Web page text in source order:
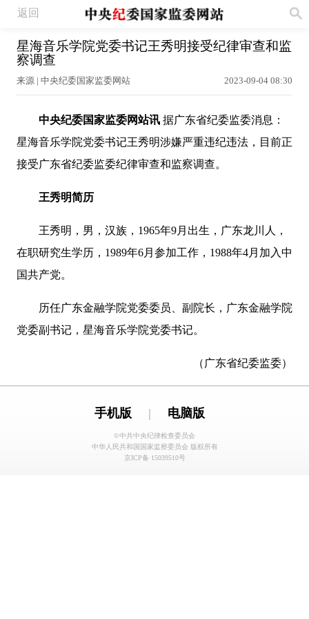
返回
星海音乐学院党委书记王秀明接受纪律审查和监
察调查
来源 | 中央纪委国家监委网站 2023-09-04 08:30
中央纪委国家监委网站讯 据广东省纪委监委消息：
星海音乐学院党委书记王秀明涉嫌严重违纪违法，目前正
接受广东省纪委监委纪律审查和监察调查。
王秀明简历
王秀明，男，汉族，1965年9月出生，广东龙川人，
在职研究生学历，1989年6月参加工作，1988年4月加入中
国共产党。
历任广东金融学院党委委员、副院长，广东金融学院
党委副书记，星海音乐学院党委书记。
（广东省纪委监委）
手机版 | 电脑版
©中共中央纪律检查委员会
中华人民共和国国家监察委员会 版权所有
京ICP备 15039510号